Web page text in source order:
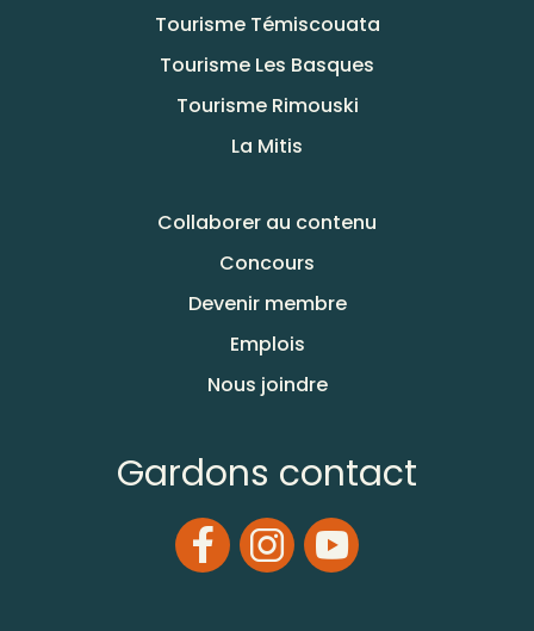
Tourisme Témiscouata
Tourisme Les Basques
Tourisme Rimouski
La Mitis
Collaborer au contenu
Concours
Devenir membre
Emplois
Nous joindre
Gardons contact